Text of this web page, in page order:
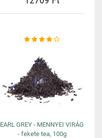
EARL GREY - MENNYEI VIRÁG
- fekete tea, 100g